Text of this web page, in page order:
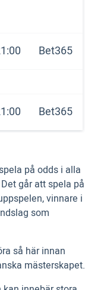
Bet365
Bet365
på odds i alla
går att spela på
vinnare i
som
så här innan
mästerskapet.